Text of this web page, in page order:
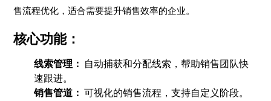
售流程优化，适合需要提升销售效率的企业。
核心功能：
线索管理： 自动捕获和分配线索，帮助销售团队快
速跟进。
销售管道： 可视化的销售流程，支持自定义阶段。